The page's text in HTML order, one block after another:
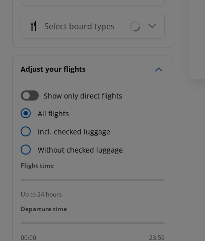
Select board types
Adjust your flights
Show only direct flights
All flights
Incl. checked luggage
Without checked luggage
Flight time
Flight time
Up to 24 hours
Departure time
Departure time
00:00 23:59